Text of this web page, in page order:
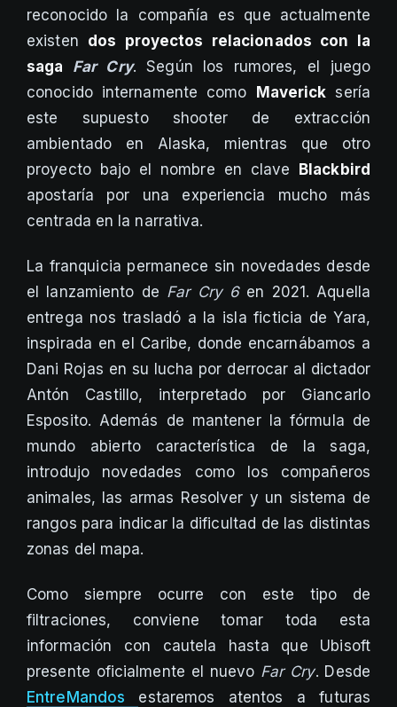
reconocido la compañía es que actualmente
existen dos proyectos relacionados con la
saga Far Cry. Según los rumores, el juego
conocido internamente como Maverick sería
este supuesto shooter de extracción
ambientado en Alaska, mientras que otro
proyecto bajo el nombre en clave Blackbird
apostaría por una experiencia mucho más
centrada en la narrativa.
La franquicia permanece sin novedades desde
el lanzamiento de Far Cry 6en 2021. Aquella
entrega nos trasladó a la isla ficticia de Yara,
inspirada en el Caribe, donde encarnábamos a
Dani Rojas en su lucha por derrocar al dictador
Antón Castillo, interpretado por Giancarlo
Esposito. Además de mantener la fórmula de
mundo abierto característica de la saga,
introdujo novedades como los compañeros
animales, las armas Resolver y un sistema de
rangos para indicar la dificultad de las distintas
zonas del mapa.
Como siempre ocurre con este tipo de
filtraciones, conviene tomar toda esta
información con cautela hasta que Ubisoft
presente oficialmente el nuevo Far Cry. Desde
EntreMandos estaremos atentos a futuras